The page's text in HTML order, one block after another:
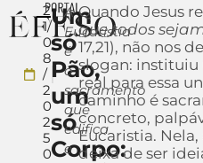
2
1/
0
8
/
2
0
2
5
0
Um
só
Pão,
um
só
Corpo:
A
Eucaristia
é
o
sacramento
que
edifica
e
Quando Jesus
que todos
17,21), não nos
slogan:
real para essa
caminho é
concreto,
Eucaristia.
deixa de ser